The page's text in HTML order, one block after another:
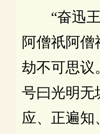
“奋迅王
阿僧祇阿僧
劫不可思议
号曰光明无
应、正遍知